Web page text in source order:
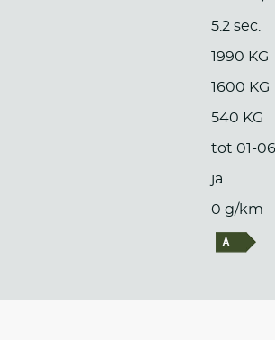
5.2 sec.
1990 KG
1600 KG
540 KG
tot 01-
ja
0 g/km